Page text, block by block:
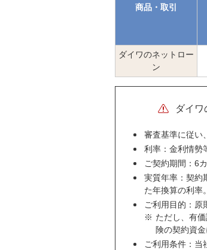
商品・取引
ダイワのネットロー
ン
ダイ
審査基準に従い
利率：金利情勢
ご契約期間：6
実質年率：契約
た年換算の利率。
ご利用目的：原
※ ただし、有
険の契約資
ご利用条件：当